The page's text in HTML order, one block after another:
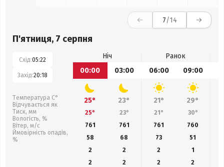
7/14
П'ятниця, 7 серпня
Схід:05:22
Захід:20:18
Температура С°
Відчувається як
Тиск, мм
Вологість, %
Вітер, м/с
Ймовірність опадів,
%
Ніч
Ранок
00:00
03:00 06:00 09:00
25° 23° 21° 29°
25° 23° 21° 30°
761
761 761 760
58
68 73 51
2
2 2
1
2
2 2 2